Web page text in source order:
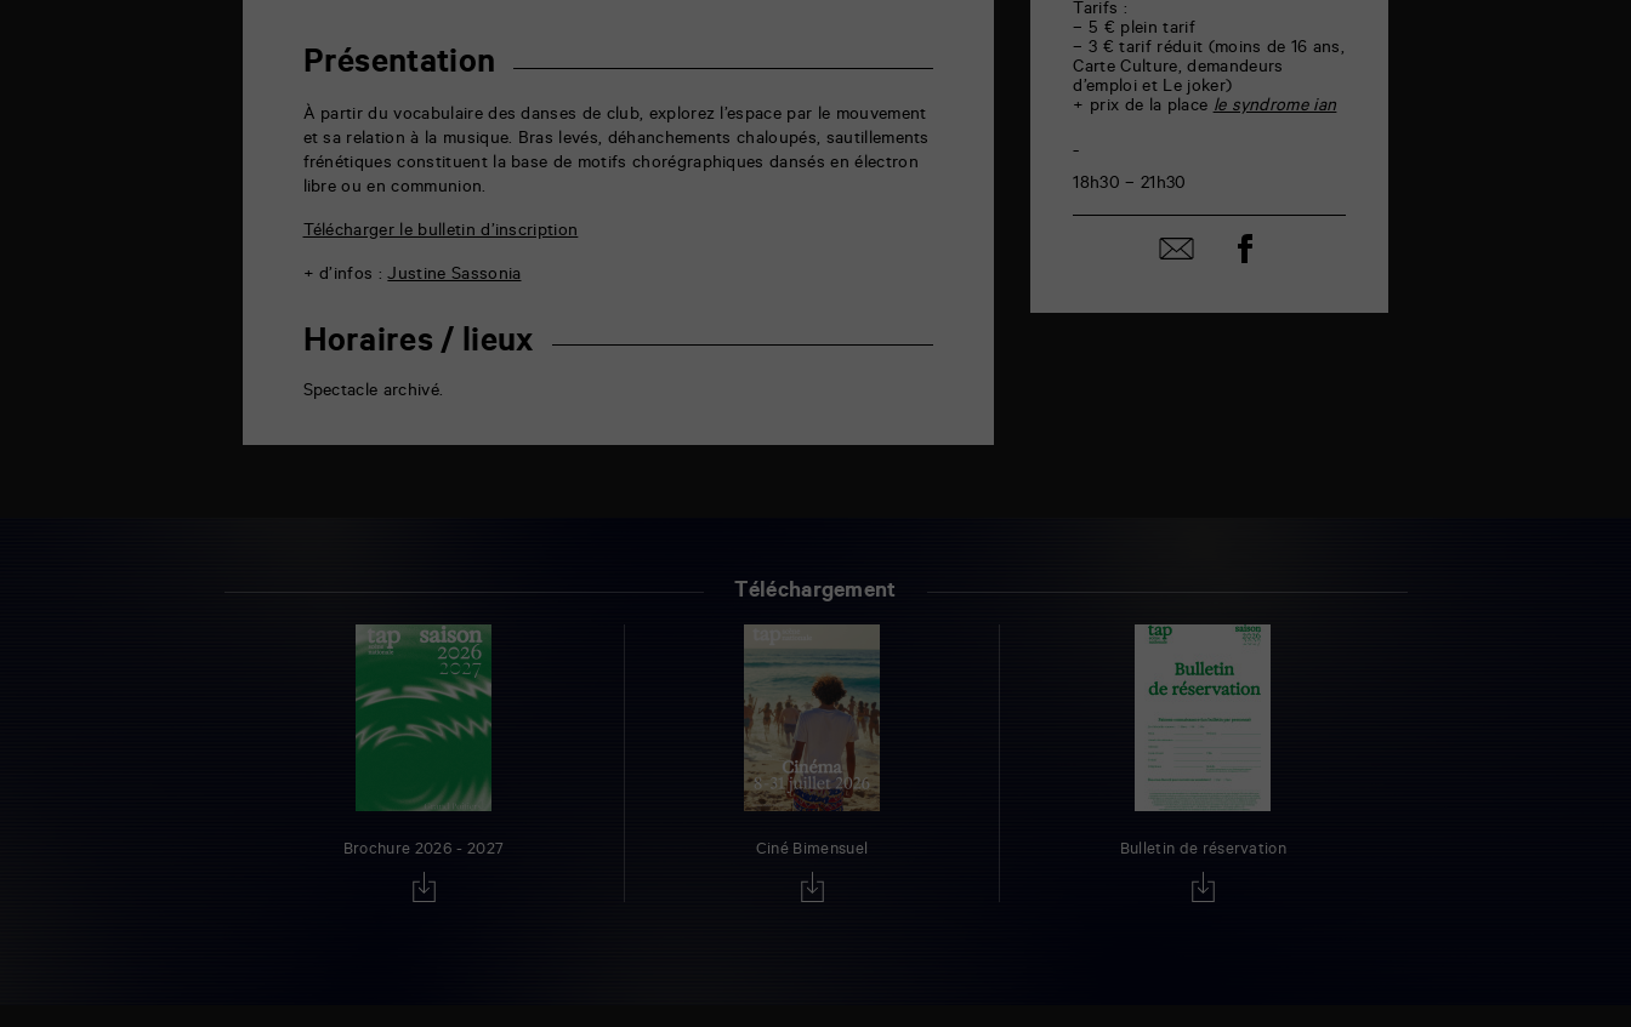
Présentation
À partir du vocabulaire des danses de club, explorez l’espace par le mouvement
et sa relation à la musique. Bras levés, déhanchements chaloupés, sautillements
frénétiques constituent la base de motifs chorégraphiques dansés en électron
libre ou en communion.
Télécharger le bulletin d’inscription
+ d’infos :Justine Sassonia
Horaires / lieux
Spectacle archivé.
Tarifs :
– 5 € plein tarif
– 3 € tarif réduit (moins de 16 ans,
Carte Culture, demandeurs
d’emploi et Le joker)
+ prix de la placele syndrome ian
18h30 – 21h30
Partager
par
Partager
sur
Téléchargement
Brochure 2026 - 2027 Ciné Bimensuel Bulletin de réservation